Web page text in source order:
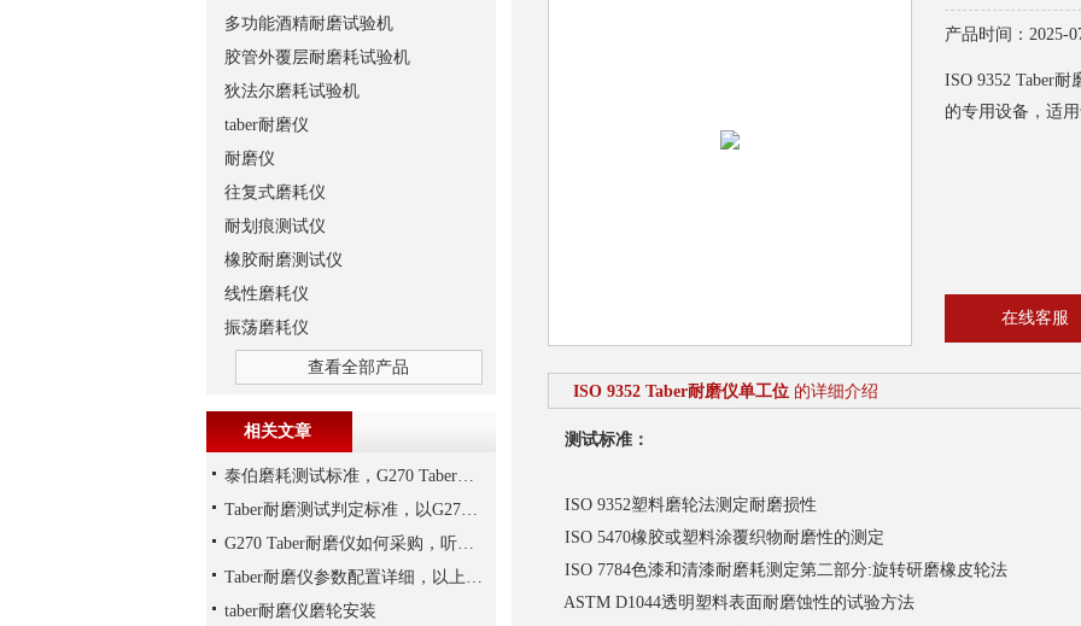
产品时间：2025-
ISO 9352 Taber
的专用设备，适
在线客服
ISO 9352 Taber耐磨仪单工位 的详细介绍
测试标准：
ISO 9352塑料磨轮法测定耐磨损性
ISO 5470橡胶或塑料涂覆织物耐磨性的测定
ISO 7784色漆和清漆耐磨耗测定第二部分:旋转研磨橡皮轮法
ASTM D1044透明塑料表面耐磨蚀性的试验方法
多功能酒精耐磨试验机
胶管外覆层耐磨耗试验机
狄法尔磨耗试验机
taber耐磨仪
耐磨仪
往复式磨耗仪
耐划痕测试仪
橡胶耐磨测试仪
线性磨耗仪
振荡磨耗仪
查看全部产品
相关文章
泰伯磨耗测试标准，G270 Taber耐磨仪为例说明
Taber耐磨测试判定标准，以G270 Taber耐磨仪为例说明
G270 Taber耐磨仪如何采购，听上海千实说一说
Taber耐磨仪参数配置详细，以上海千实的G270为参考
taber耐磨仪磨轮安装